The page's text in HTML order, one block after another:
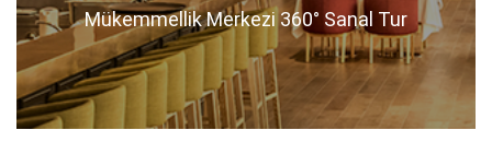
Mükemmellik Merkezi 360° Sanal Tur